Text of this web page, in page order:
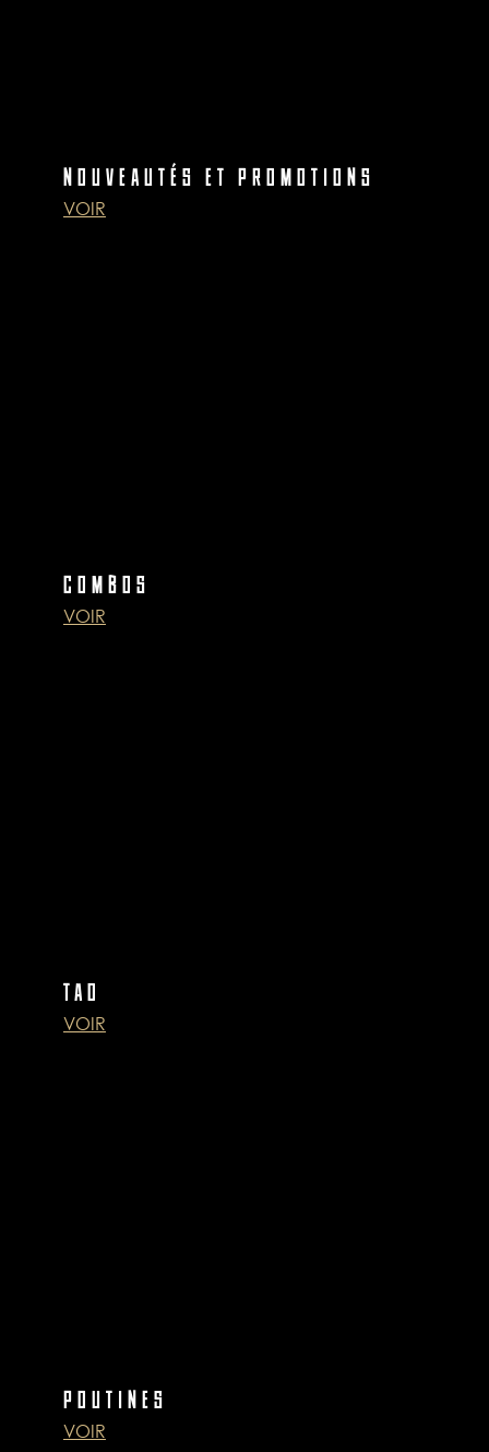
NOUVEAUTÉS ET PROMOTIONS
VOIR
COMBOS
VOIR
TAO
VOIR
POUTINES
VOIR